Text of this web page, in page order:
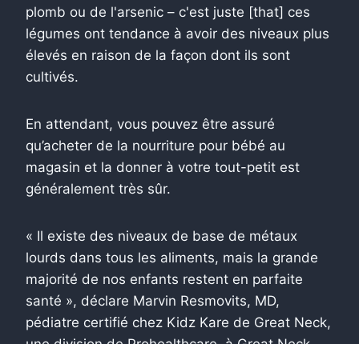
plomb ou de l'arsenic – c'est juste [that] ces
légumes ont tendance à avoir des niveaux plus
élevés en raison de la façon dont ils sont
cultivés.
En attendant, vous pouvez être assuré
qu’acheter de la nourriture pour bébé au
magasin et la donner à votre tout-petit est
généralement très sûr.
« Il existe des niveaux de base de métaux
lourds dans tous les aliments, mais la grande
majorité de nos enfants restent en parfaite
santé », déclare Marvin Resmovits, MD,
pédiatre certifié chez Kidz Kare de Great Neck,